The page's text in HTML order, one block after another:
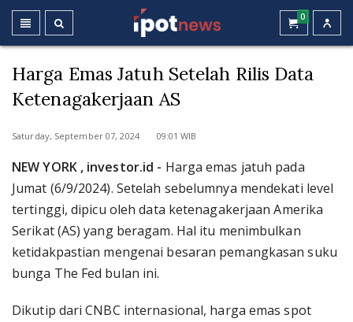
0
Harga Emas Jatuh Setelah Rilis Data
Ketenagakerjaan AS
Saturday, September 07, 2024 09:01 WIB
NEW YORK , investor.id - Harga emas jatuh pada
Jumat (6/9/2024). Setelah sebelumnya mendekati level
tertinggi, dipicu oleh data ketenagakerjaan Amerika
Serikat (AS) yang beragam. Hal itu menimbulkan
ketidakpastian mengenai besaran pemangkasan suku
bunga The Fed bulan ini.
Dikutip dari CNBC internasional, harga emas spot